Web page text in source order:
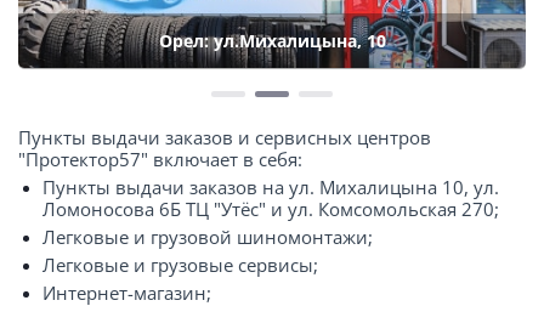
Орел: ул.Михалицына, 10
Пункты выдачи заказов и сервисных центров
"Протектор57" включает в себя:
Пункты выдачи заказов на ул. Михалицына 10, ул.
Ломоносова 6Б ТЦ "Утёс" и ул. Комсомольская 270;
Легковые и грузовой шиномонтажи;
Легковые и грузовые сервисы;
Интернет-магазин;